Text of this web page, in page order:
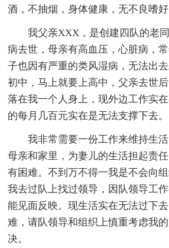
酒，不抽烟，身体健康，无不良嗜好
我父亲XXX，是创建四队的老同
病去世，母亲有高血压，心脏病，
子也因有严重的类风湿病，无法出
初中，马上就要上高中，父亲去世
落在我一个人身上，现外边工作实
的每月几百元实在是无法支撑下去。
我非常需要一份工作来维持生活
母亲和家里，为妻儿的生活担起责
有困难。不到万不得一我是不会向组
我去过队上找过领导，因队领导工
能见面反映。现生活实在无法过下
难，请队领导和组织上慎重考虑我
决。